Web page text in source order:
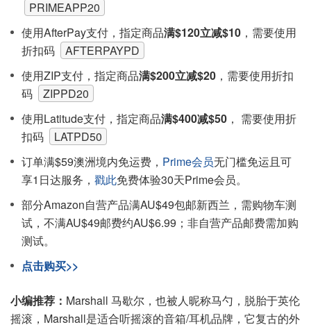
PRIMEAPP20
使用AfterPay支付，指定商品满$120立减$10 ，需要使用
折扣码
AFTERPAYPD
使用ZIP支付，指定商品满$200立减$20 ，需要使用折扣
码
ZIPPD20
使用Latitude支付，指定商品满$400减$50 ， 需要使用折
扣码
LATPD50
订单满$59澳洲境内免运费， Prime会员无门槛免运且可
享1日达服务， 戳此免费体验30天Prime会员。
部分Amazon自营产品满AU$49包邮新西兰，需购物车测
试，不满AU$49邮费约AU$6.99；非自营产品邮费需加购
测试。
点击购买>>
小编推荐： Marshall 马歇尔，也被人昵称马勺，脱胎于英伦
摇滚，Marshall是适合听摇滚的音箱/耳机品牌，它复古的外